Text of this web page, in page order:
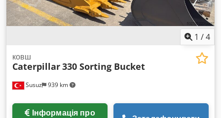
1 /4
Susuz 939 km
ковш
Caterpillar330 Sorting Bucket